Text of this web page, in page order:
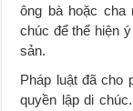
ông bà hoặc
chúc để thể hiện
sản.
Pháp luật đã cho
quyền lập di